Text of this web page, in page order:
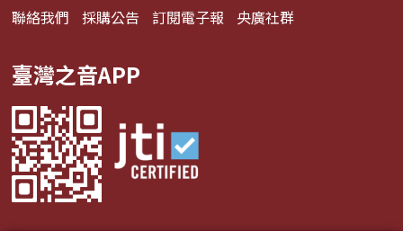
聯絡我們 採購公告 訂閱電子報 央廣社群
臺灣之音APP